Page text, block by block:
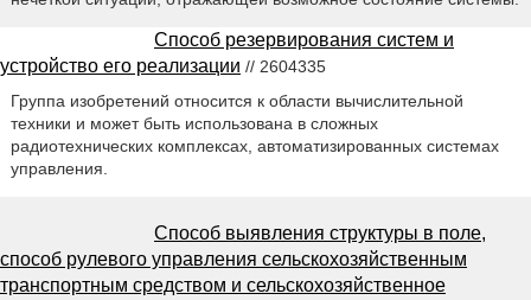
Способ резервирования систем и
устройство его реализации // 2604335
Группа изобретений относится к области вычислительной
техники и может быть использована в сложных
радиотехнических комплексах, автоматизированных системах
управления.
Способ выявления структуры в поле,
способ рулевого управления сельскохозяйственным
транспортным средством и сельскохозяйственное